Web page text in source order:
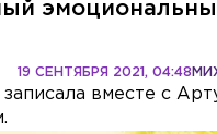
19 СЕНТЯБРЯ 2021, 04:48
записала вместе с